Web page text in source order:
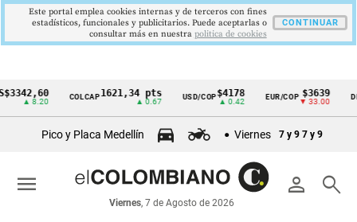
Cintillo
económicos
Colombia
COLCAP1621,34 pts USD/COP$4178
▲ 0.42
EUR/COP $3639
▼ 33.00
Pico y Placa Medellín Viernes 7 y 9 7 y 9
person search
Viernes, 7 de Agosto de 2026
menu
Este portal emplea cookies internas y de terceros con fines
estadísticos, funcionales y publicitarios. Puede aceptarlas o
consultar más en nuestra politica de cookies
CONTINUAR